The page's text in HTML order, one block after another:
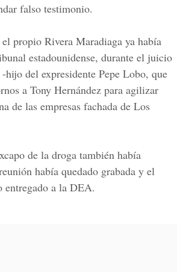
falso testimonio.
propio Rivera Maradiaga ya había
estadounidense, durante el juicio
hijo del expresidente Pepe Lobo, que
a Tony Hernández para agilizar
de las empresas fachada de Los
de la droga también había
había quedado grabada y el
entregado a la DEA.